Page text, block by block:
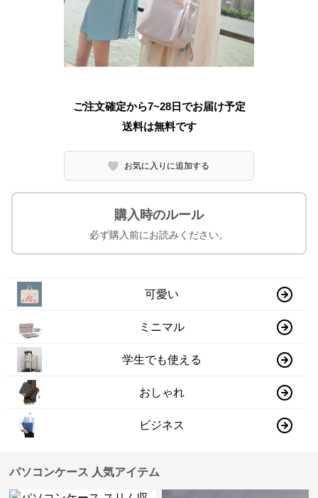
ご注文確定から7~28日でお届け予定
送料は無料です
お気に入りに追加する
購入時のルール
必ず購入前にお読みください。
可愛い
ミニマル
学生でも使える
おしゃれ
ビジネス
パソコンケース 人気アイテム